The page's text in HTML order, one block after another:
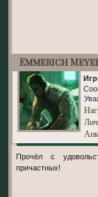
Emmerich
Прочёл с
причастных!